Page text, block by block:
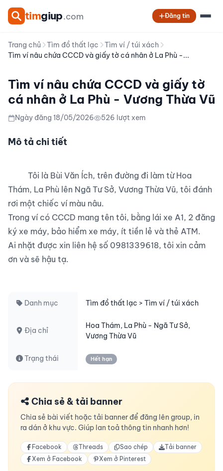
timgiup.com Đăng tin
Trang chủ Tìm đồ thất lạc
Tìm ví / túi xách
Tìm ví nâu chứa CCCD và giấy tờ cá nhân ở La Phù -...
Tìm ví nâu chứa CCCD và giấy tờ
cá nhân ở La Phù - Vương Thừa Vũ
Ngày đăng 18/05/2026 526 lượt xem
Mô tả chi tiết
Thám, La Phù lên Ngã Tư Sở, Vương Thừa Vũ, tôi đánh
rơi một chiếc ví màu nâu.
Trong ví có CCCD mang tên tôi, bằng lái xe A1, 2 đăng
ký xe máy, bảo hiểm xe máy, ít tiền lẻ và thẻ ATM.
Ai nhặt được xin liên hệ số 0981339618, tôi xin cảm
ơn và sẽ hậu tạ.
Danh mục Tìm đồ thất lạc > Tìm ví / túi xách
Địa chỉ
Hoa Thám, La Phù - Ngã Tư Sở,
Vương Thừa Vũ
Trạng thái Hết hạn
Chia sẻ & tải banner
Chia sẻ bài viết hoặc tải banner để đăng lên group, in
ra dán ở khu vực. Giúp lan toả thông tin nhanh hơn!
Facebook Threads Sao chép
Tải banner
Xem ở Facebook
Xem ở Pinterest